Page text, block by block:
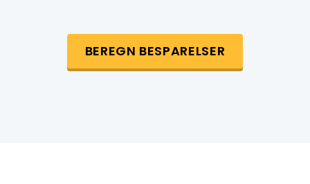
BEREGN BESPARELSER